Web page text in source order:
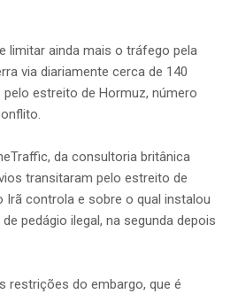
limitar ainda mais o tráfego pela
via diariamente cerca de 140
estreito de Hormuz, número
da consultoria britânica
transitaram pelo estreito de
Irã controla e sobre o qual instalou
pedágio ilegal, na segunda depois
restrições do embargo, que é